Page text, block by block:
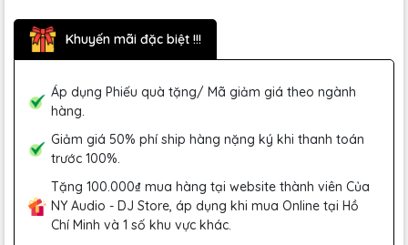
Khuyến mãi đặc biệt !!!
Áp dụng Phiếu quà tặng/ Mã giảm giá theo ngành
hàng.
Giảm giá 50% phí ship hàng nặng ký khi thanh toán
trước 100%.
Tặng 100.000₫ mua hàng tại website thành viên Của
NY Audio - DJ Store, áp dụng khi mua Online tại Hồ
Chí Minh và 1 số khu vực khác.